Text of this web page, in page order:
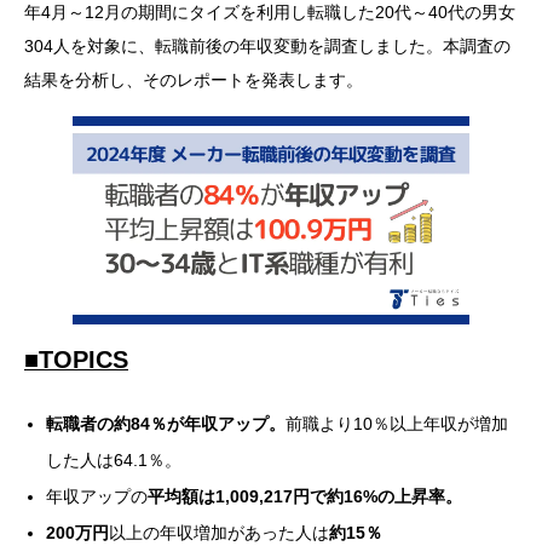
年4月～12月の期間にタイズを利用し転職した20代～40代の男女
304人を対象に、転職前後の年収変動を調査しました。本調査の
結果を分析し、そのレポートを発表します。
■TOPICS
転職者の約84％が年収アップ。前職より10％以上年収が増加
した人は64.1％。
年収アップの平均額は1,009,217円で約16%の上昇率。
200万円以上の年収増加があった人は約15％